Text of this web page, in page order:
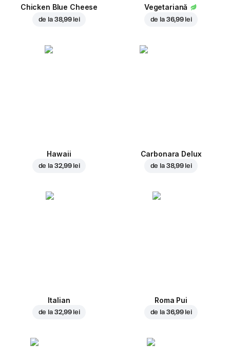
Chicken Blue Cheese
de la 38,99 lei
Vegetariană
de la 36,99 lei
Hawaii
de la 32,99 lei
Carbonara Delux
de la 38,99 lei
Italian
de la 32,99 lei
Roma Pui
de la 36,99 lei